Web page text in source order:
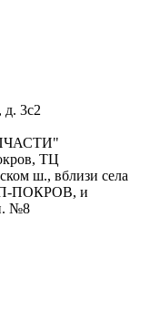
3с2
ТЦ
ш., вблизи села
ПОКРОВ, и
№8